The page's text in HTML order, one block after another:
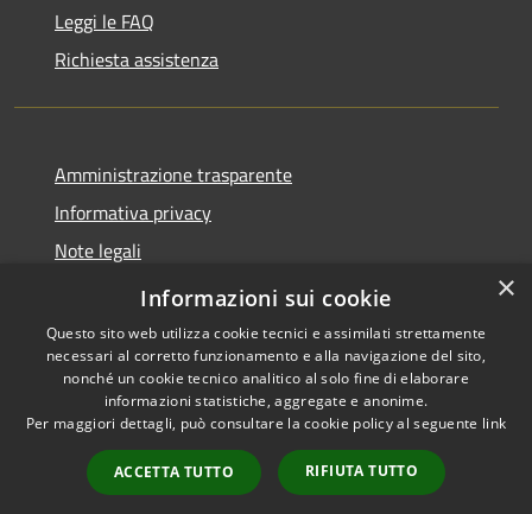
Leggi le FAQ
Richiesta assistenza
Amministrazione trasparente
Informativa privacy
Note legali
Dichiarazione di accessibilità
Accessibilità
Copyright © 2026 • Comune di
Aosta • Powered by
Municipium•
Accesso
redazione
×
Informazioni sui cookie
Questo sito web utilizza cookie tecnici e assimilati strettamente
necessari al corretto funzionamento e alla navigazione del sito,
nonché un cookie tecnico analitico al solo fine di elaborare
informazioni statistiche, aggregate e anonime.
Per maggiori dettagli, può consultare la cookie policy al seguente link
ACCETTA TUTTO RIFIUTA TUTTO